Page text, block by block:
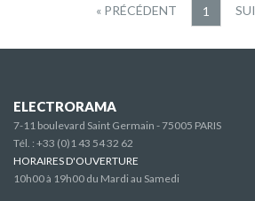
« PRÉCÉDENT 1
ELECTRORAMA
7-11 boulevard Saint Germain - 75005 PARIS
Tél. : +33 (0)1 43 54 32 62
HORAIRES D'OUVERTURE
10h00 à 19h00 du Mardi au Samedi